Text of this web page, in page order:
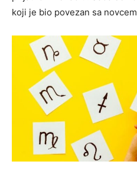
koji je bio povezan sa